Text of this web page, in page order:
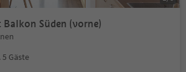
Süden (vorne)
5 Gäste